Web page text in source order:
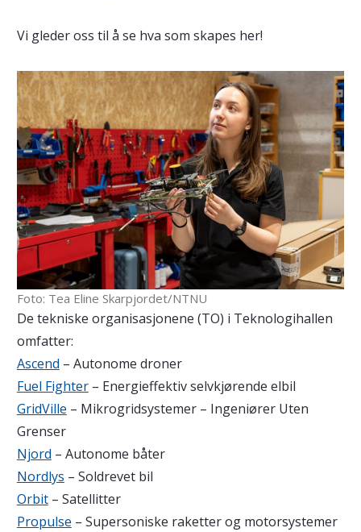
Vi gleder oss til å se hva som skapes her!
Foto: Tea Eline Skarpjordet/NTNU
De tekniske organisasjonene (TO) i Teknologihallen
omfatter:
Ascend – Autonome droner
Fuel Fighter– Energieffektiv selvkjørende elbil
GridVille – Mikrogridsystemer – Ingeniører Uten
Grenser
Njord – Autonome båter
Nordlys – Soldrevet bil
Orbit– Satellitter
Propulse – Supersoniske raketter og motorsystemer